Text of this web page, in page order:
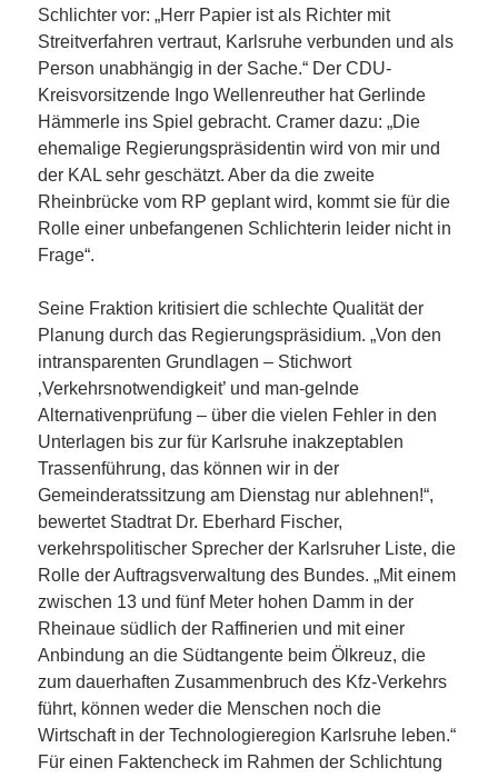
Schlichter vor: „Herr Papier ist als Richter mit
Streitverfahren vertraut, Karlsruhe verbunden und als
Person unabhängig in der Sache.“ Der CDU-
Kreisvorsitzende Ingo Wellenreuther hat Gerlinde
Hämmerle ins Spiel gebracht. Cramer dazu: „Die
ehemalige Regierungspräsidentin wird von mir und
der KAL sehr geschätzt. Aber da die zweite
Rheinbrücke vom RP geplant wird, kommt sie für die
Rolle einer unbefangenen Schlichterin leider nicht in
Frage“.
Seine Fraktion kritisiert die schlechte Qualität der
Planung durch das Regierungspräsidium. „Von den
intransparenten Grundlagen – Stichwort
‚Verkehrsnotwendigkeit’ und man-gelnde
Alternativenprüfung – über die vielen Fehler in den
Unterlagen bis zur für Karlsruhe inakzeptablen
Trassenführung, das können wir in der
Gemeinderatssitzung am Dienstag nur ablehnen!“,
bewertet Stadtrat Dr. Eberhard Fischer,
verkehrspolitischer Sprecher der Karlsruher Liste, die
Rolle der Auftragsverwaltung des Bundes. „Mit einem
zwischen 13 und fünf Meter hohen Damm in der
Rheinaue südlich der Raffinerien und mit einer
Anbindung an die Südtangente beim Ölkreuz, die
zum dauerhaften Zusammenbruch des Kfz-Verkehrs
führt, können weder die Menschen noch die
Wirtschaft in der Technologieregion Karlsruhe leben.“
Für einen Faktencheck im Rahmen der Schlichtung